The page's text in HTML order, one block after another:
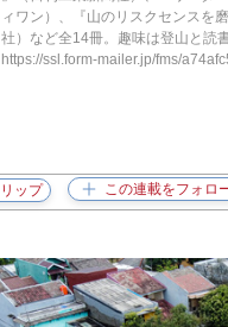
ィワン）、『山のリスクセンスを
社）など全14冊。趣味は登山と読
https://ssl.form-mailer.jp/fms/